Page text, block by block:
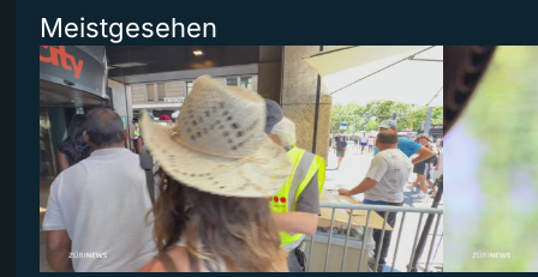
Meistgesehen